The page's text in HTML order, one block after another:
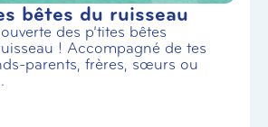
bêtes du ruisseau
des p’tites bêtes
! Accompagné de tes
parents, frères, sœurs ou